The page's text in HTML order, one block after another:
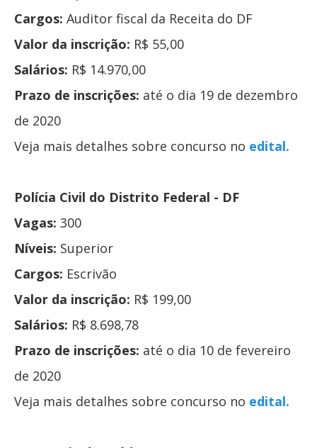
Cargos: Auditor fiscal da Receita do DF
Valor da inscrição: R$ 55,00
Salários: R$ 14.970,00
Prazo de inscrições: até o dia 19 de dezembro
de 2020
Veja mais detalhes sobre concurso no edital.
Polícia Civil do Distrito Federal - DF
Vagas: 300
Níveis: Superior
Cargos: Escrivão
Valor da inscrição: R$ 199,00
Salários: R$ 8.698,78
Prazo de inscrições: até o dia 10 de fevereiro
de 2020
Veja mais detalhes sobre concurso no edital.